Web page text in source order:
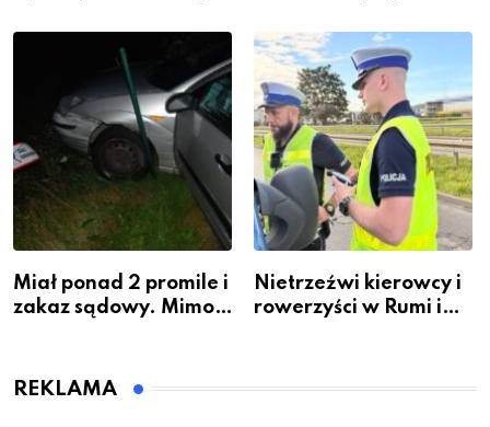
zawodem przyszłości i
gdzie się go nauczyć?
Warszawskiego
Miał ponad 2 promile i
zakaz sądowy. Mimo
Bolszewie i uderzył w
Nietrzeźwi kierowcy i
rowerzyści w Rumi i
REKLAMA